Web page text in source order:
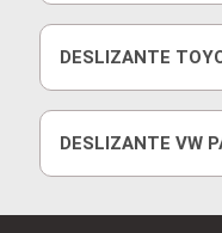
DESLIZANTE
DESLIZANTE VW